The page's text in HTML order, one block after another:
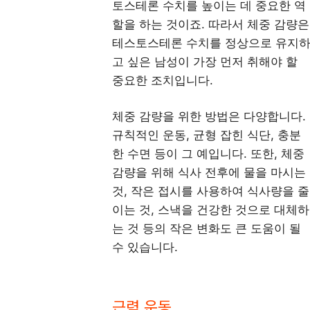
토스테론 수치를 높이는 데 중요한 역
할을 하는 것이죠. 따라서 체중 감량은
테스토스테론 수치를 정상으로 유지하
고 싶은 남성이 가장 먼저 취해야 할
중요한 조치입니다.
체중 감량을 위한 방법은 다양합니다.
규칙적인 운동, 균형 잡힌 식단, 충분
한 수면 등이 그 예입니다. 또한, 체중
감량을 위해 식사 전후에 물을 마시는
것, 작은 접시를 사용하여 식사량을 줄
이는 것, 스낵을 건강한 것으로 대체하
는 것 등의 작은 변화도 큰 도움이 될
수 있습니다.